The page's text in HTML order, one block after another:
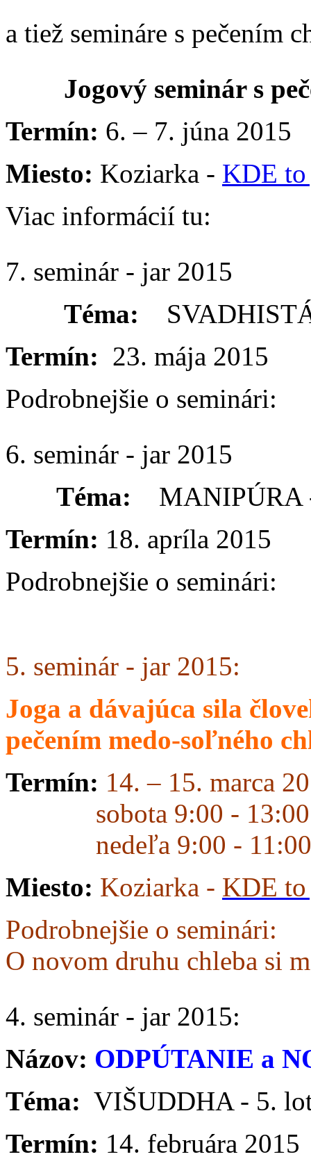
a tiež semináre s pečením
Jogový seminár s
Termín: 6. – 7. júna 2015
Miesto: Koziarka - KDE
Viac informácií tu:
7. seminár - jar 2015
Téma:
Termín: 23. mája 2015
Podrobnejšie o seminári:
6. seminár - jar 2015
Téma: MANIPÚRA
Termín: 18. apríla 2015
Podrobnejšie o seminári:
5. seminár - jar 2015:
Joga a dávajúca sila
pečením medo-soľného
Termín: 14. – 15. marca
sobota 9:00 - 13:00
nedeľa 9:00 - 11:00
Miesto: Koziarka - KDE
Podrobnejšie o seminári:
O novom druhu chleba si
4. seminár - jar 2015:
Názov: ODPÚTANIE a
Téma: VIŠUDDHA - 5.
Termín: 14. februára 2015